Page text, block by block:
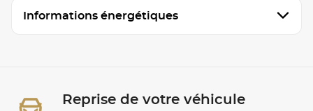
Informations énergétiques
Reprise de votre véhicule